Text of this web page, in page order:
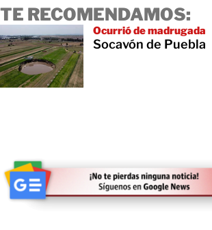
TE RECOMENDAMOS:
Ocurrió de madrugada
Socavón de Puebla